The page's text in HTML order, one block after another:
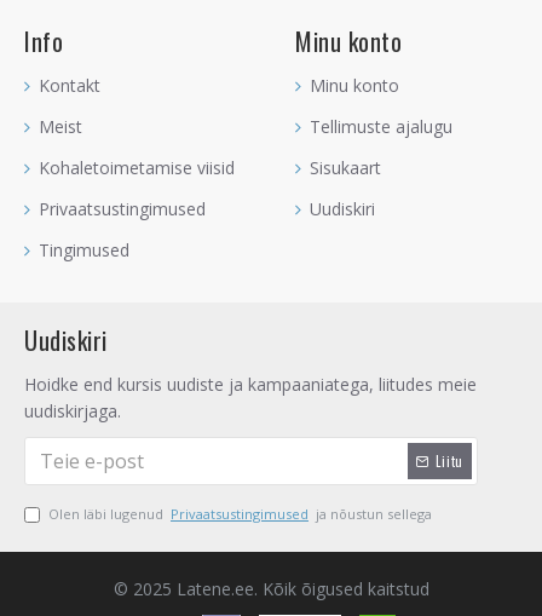
Info
Kontakt
Meist
Kohaletoimetamise viisid
Privaatsustingimused
Tingimused
Minu konto
Minu konto
Tellimuste ajalugu
Sisukaart
Uudiskiri
Uudiskiri
Hoidke end kursis uudiste ja kampaaniatega, liitudes meie
uudiskirjaga.
Liitu
Olen läbi lugenud Privaatsustingimused ja nõustun sellega
© 2025 Latene.ee. Kõik õigused kaitstud